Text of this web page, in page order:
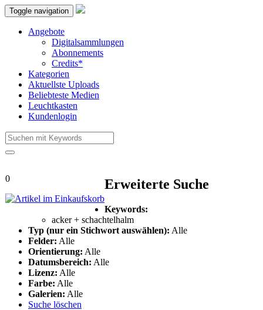
Toggle navigation
Angebote
Digitalsammlungen
Abonnements
Credits*
Kategorien
Aktuellste Uploads
Beliebteste Medien
Leuchtkasten
Kundenlogin
0 Erweiterte Suche
Keywords:
acker + schachtelhalm
Typ (nur ein Stichwort auswählen): Alle
Felder: Alle
Orientierung: Alle
Datumsbereich: Alle
Lizenz: Alle
Farbe: Alle
Galerien: Alle
Suche löschen